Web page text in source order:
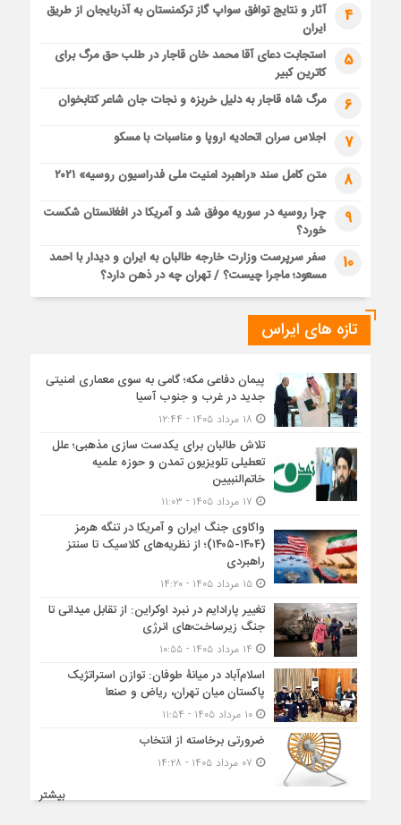
4
آثار و نتایج توافق سواپ گاز ترکمنستان به آذربایجان از طریق
ایران
5
استجابت دعای آقا محمد خان قاجار در طلب حق مرگ برای
کاترین کبیر
6 مرگ شاه قاجار به دلیل خربزه و نجات جان شاعر کتابخوان
7 اجلاس سران اتحادیه اروپا و مناسبات با مسکو
8 متن کامل سند «راهبرد امنیت ملی فدراسیون روسیه» ۲۰۲۱
9
چرا روسیه در سوریه موفق شد و آمریکا در افغانستان شکست
خورد؟
10
سفر سرپرست وزارت خارجه طالبان به ایران و دیدار با احمد
مسعود؛ ماجرا چیست؟ / تهران چه در ذهن دارد؟
تازه های ایراس
پیمان دفاعی مکه؛ گامی به سوی معماری امنیتی
جدید در غرب و جنوب آسیا
تلاش طالبان برای یکدست سازی مذهبی؛ علل
تعطیلی تلویزیون تمدن و حوزه علمیه
خاتم‌النبیین
واکاوی جنگ ایران و آمریکا در تنگه هرمز
(۱۴۰۴-۱۴۰۵)؛ از نظریه‌های کلاسیک تا سنتز
راهبردی
۱۵ مرداد ۱۴۰۵ - ۱۴:۲۰
تغییر پارادایم در نبرد اوکراین: از تقابل میدانی تا
جنگ زیرساخت‌های انرژی
اسلام‌آباد در میانۀ طوفان: توازن استراتژیک
پاکستان میان تهران، ریاض و صنعا
۱۰ مرداد ۱۴۰۵ - ۱۱:۵۴
ضرورتی برخاسته از انتخاب
بیشتر